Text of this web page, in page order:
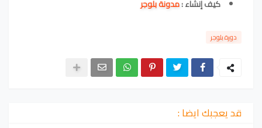
كيف إنشاء :مدونة بلوجر
دورة بلوجر
قد يعجبك ايضا :